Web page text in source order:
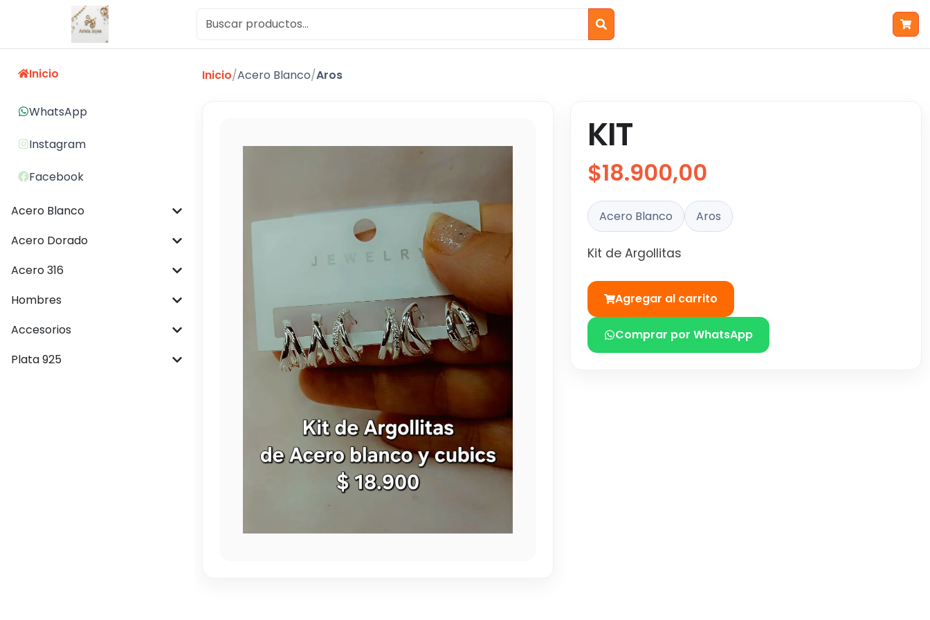
Inicio
WhatsApp
Instagram
Facebook
Acero Blanco
Acero Dorado
Acero 316
Hombres
Accesorios
Plata 925
Inicio/Acero Blanco/Aros
KIT
$18.900,00
Acero Blanco Aros
Kit de Argollitas
Agregar al carrito
Comprar por WhatsApp